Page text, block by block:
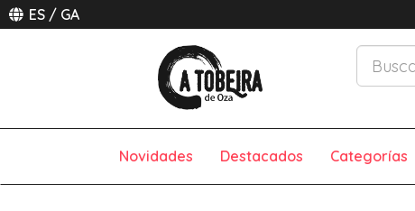
ES / GA
Novidades Destacados Categorías